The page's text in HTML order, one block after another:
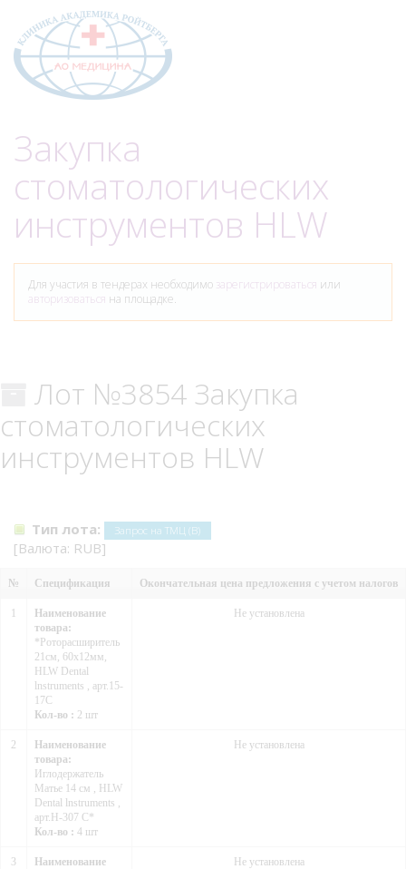
Закупка
стоматологических
инструментов HLW
Для участия в тендерах необходимо зарегистрироваться или
авторизоваться на площадке.
Лот №3854 Закупка
стоматологических
инструментов HLW
Тип лота: Запрос на ТМЦ (В)
[Валюта: RUB]
№ Спецификация Окончательная цена предложения с учетом налогов
Наименование
товара:
*Роторасширитель
21см, 60x12мм,
HLW Dental
lnstruments , арт.15-
17C
Кол-во : 2 шт
Не установлена
2
Наименование
товара:
Иглодержатель
Матье 14 см , HLW
Dental lnstruments ,
арт.H-307 C*
Кол-во : 4 шт
Не установлена
3
Наименование
Не установлена